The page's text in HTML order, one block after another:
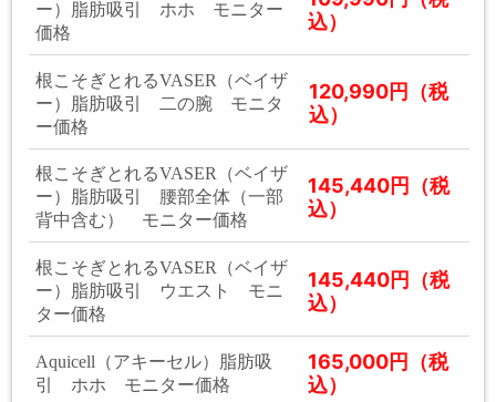
ー）脂肪吸引 ホホ モニター
価格
込）
根こそぎとれるVASER（ベイザ
ー）脂肪吸引 二の腕 モニタ
ー価格
120,990円（税
込）
根こそぎとれるVASER（ベイザ
ー）脂肪吸引 腰部全体（一部
背中含む） モニター価格
145,440円（税
込）
根こそぎとれるVASER（ベイザ
ー）脂肪吸引 ウエスト モニ
ター価格
145,440円（税
込）
Aquicell（アキーセル）脂肪吸
引 ホホ モニター価格
165,000円（税
込）